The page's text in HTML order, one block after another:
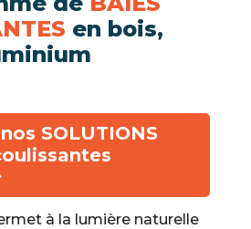
en bois,
SOLUTIONS
à la lumière naturelle